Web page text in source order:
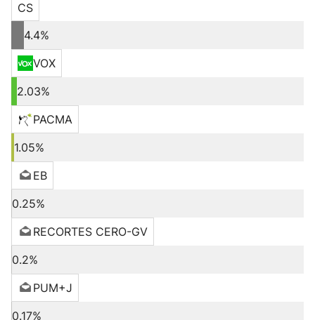
CS
4.4%
VOX
2.03%
PACMA
1.05%
EB
0.25%
RECORTES CERO-GV
0.2%
PUM+J
0.17%